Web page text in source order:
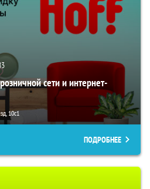
сети и интернет-
10с1
ПОДРОБНЕЕ